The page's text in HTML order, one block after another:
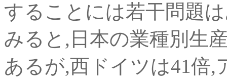
することには若干問題
みると,日本の業種別生
あるが,西ドイツは41倍,